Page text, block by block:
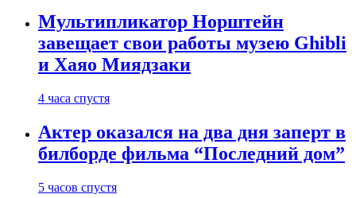
Мультипликатор Норштейн
завещает свои работы музею Ghibli
и Хаяо Миядзаки
4 часа спустя
Актер оказался на два дня заперт в
билборде фильма “Последний дом”
5 часов спустя